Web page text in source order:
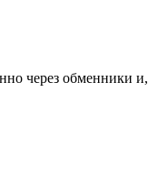
через обменники и,